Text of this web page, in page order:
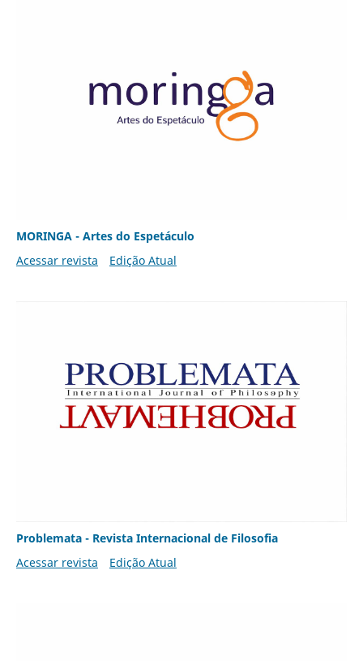
MORINGA - Artes do Espetáculo
Acessar revista
Edição Atual
Problemata - Revista Internacional de Filosofia
Acessar revista
Edição Atual